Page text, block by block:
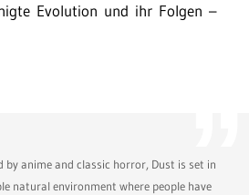
Evolution und ihr Folgen –
by anime and classic horror, Dust is set in
natural environment where people have